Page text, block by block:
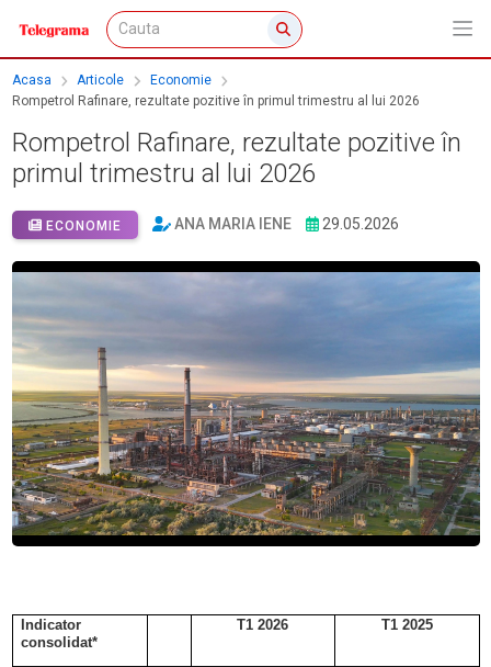
Acasa Articole
Economie
Rompetrol Rafinare, rezultate pozitive în primul trimestru al lui 2026
Rompetrol Rafinare, rezultate pozitive în
primul trimestru al lui 2026
ECONOMIE ANA MARIA IENE 29.05.2026
Indicator
consolidat*
T1 2026 T1 2025